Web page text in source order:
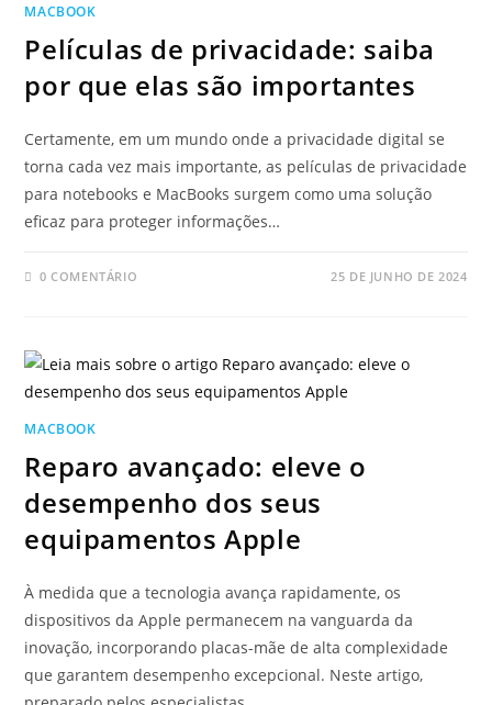
MACBOOK
Películas de privacidade: saiba
por que elas são importantes
Certamente, em um mundo onde a privacidade digital se
torna cada vez mais importante, as películas de privacidade
para notebooks e MacBooks surgem como uma solução
eficaz para proteger informações…
0 COMENTÁRIO 25 DE JUNHO DE 2024
MACBOOK
Reparo avançado: eleve o
desempenho dos seus
equipamentos Apple
À medida que a tecnologia avança rapidamente, os
dispositivos da Apple permanecem na vanguarda da
inovação, incorporando placas-mãe de alta complexidade
que garantem desempenho excepcional. Neste artigo,